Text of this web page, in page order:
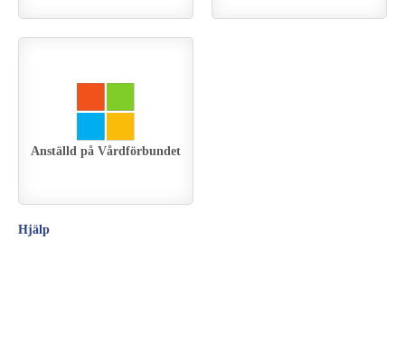
Anställd på Vårdförbundet
Hjälp